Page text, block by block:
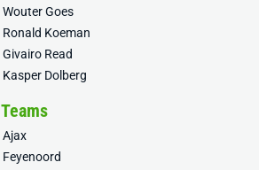
Wouter Goes
Ronald Koeman
Givairo Read
Kasper Dolberg
Teams
Ajax
Feyenoord